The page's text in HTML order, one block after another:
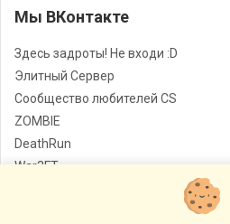
Мы ВКонтакте
Здесь задроты! Не входи :D
Элитный Сервер
Сообщество любителей CS
ZOMBIE
DeathRun
War3FT